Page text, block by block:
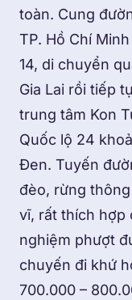
toàn. Cung
TP. Hồ Chí
14, di chuyển
Gia Lai rồi tiếp
trung tâm Kon
Quốc lộ 24
Đen. Tuyến
đèo, rừng
vĩ, rất thích hợp
nghiệm phượt
chuyến đi khứ
700.000 –